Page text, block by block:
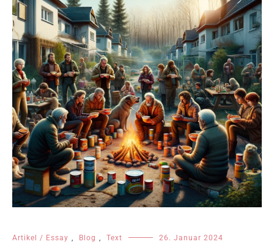
Artikel / Essay Blog Text 26. Januar 2024